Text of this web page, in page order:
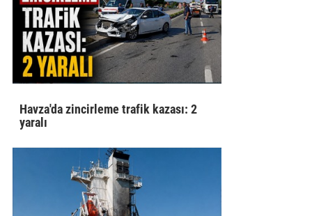
Havza'da zincirleme trafik kazası: 2
yaralı